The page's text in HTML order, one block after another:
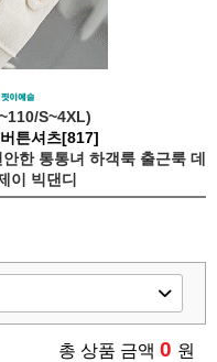
S~4XL)
튼셔츠[817]
한 통통녀 하객룩 출근룩 데
이 빅댄디
총 상품 금액 0 원